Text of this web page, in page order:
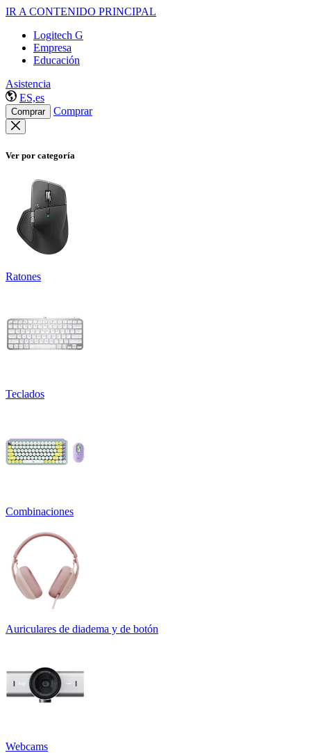
IR A CONTENIDO PRINCIPAL
Logitech G
Empresa
Educación
Asistencia
ES,es
Comprar Comprar
Ver por categoría
Ratones
Teclados
Combinaciones
Auriculares de diadema y de botón
Webcams